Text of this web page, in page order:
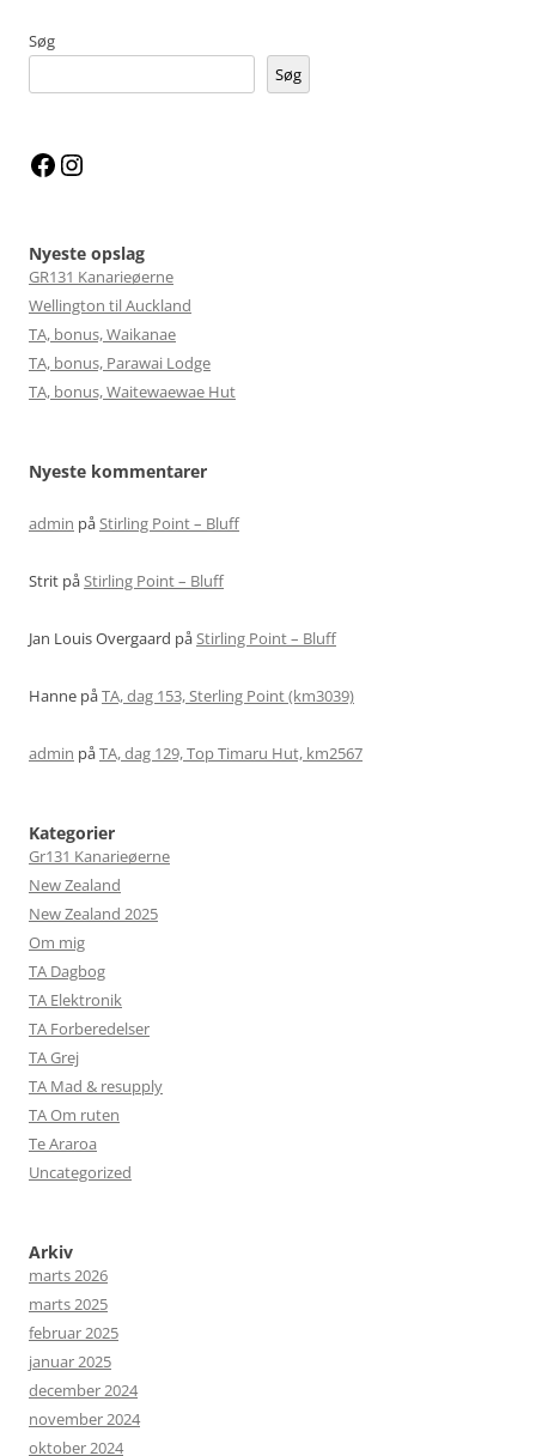
Søg
Søg
Facebook
Nyeste opslag
GR131 Kanarieøerne
Wellington til Auckland
TA, bonus, Waikanae
TA, bonus, Parawai Lodge
TA, bonus, Waitewaewae Hut
Nyeste kommentarer
admin påStirling Point – Bluff
Strit påStirling Point – Bluff
Jan Louis Overgaard påStirling Point – Bluff
Hanne påTA, dag 153, Sterling Point (km3039)
admin påTA, dag 129, Top Timaru Hut, km2567
Kategorier
Gr131 Kanarieøerne
New Zealand
New Zealand 2025
Om mig
TA Dagbog
TA Elektronik
TA Forberedelser
TA Grej
TA Mad & resupply
TA Om ruten
Te Araroa
Uncategorized
Arkiv
marts 2026
marts 2025
februar 2025
januar 2025
december 2024
november 2024
oktober 2024